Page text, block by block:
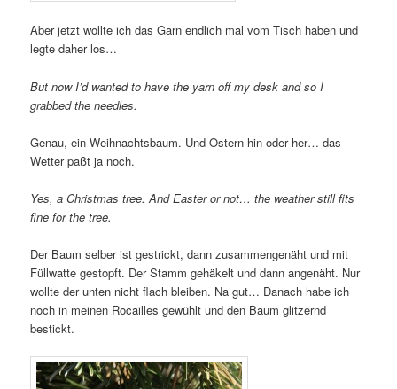
Aber jetzt wollte ich das Garn endlich mal vom Tisch haben und
legte daher los…
But now I’d wanted to have the yarn off my desk and so I
grabbed the needles.
Genau, ein Weihnachtsbaum. Und Ostern hin oder her… das
Wetter paßt ja noch.
Yes, a Christmas tree. And Easter or not… the weather still fits
fine for the tree.
Der Baum selber ist gestrickt, dann zusammengenäht und mit
Füllwatte gestopft. Der Stamm gehäkelt und dann angenäht. Nur
wollte der unten nicht flach bleiben. Na gut… Danach habe ich
noch in meinen Rocailles gewühlt und den Baum glitzernd
bestickt.